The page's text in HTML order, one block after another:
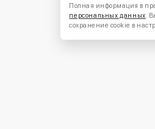
Полная информация в
персональных данных.
сохранение cookie в